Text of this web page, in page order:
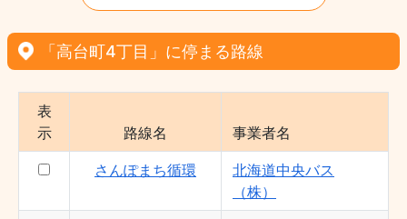
「高台町4丁目」に停まる路線
表
示
路線名 事業者名
さんぽまち循環
北海道中央バス
（株）